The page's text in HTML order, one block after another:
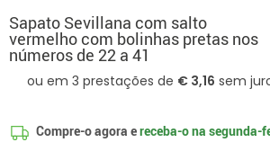
Sapato Sevillana com salto
vermelho com bolinhas pretas nos
números de 22 a 41
Compre-o agora ereceba-o na segunda-